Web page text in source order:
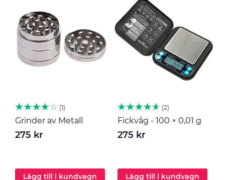
1
Grinder av Metall
275 kr
Lägg till i kundvagn
2
Fickvåg - 100 × 0,01 g
275 kr
Lägg till i kundvagn